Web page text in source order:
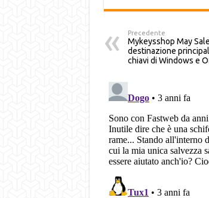
Precedente
Mykeysshop May
destinazione
chiavi di Windows e